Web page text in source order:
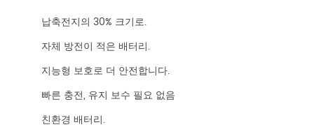
납축전지의 30% 크기로.
자체 방전이 적은 배터리.
지능형 보호로 더 안전합니다.
빠른 충전, 유지 보수 필요 없음
친환경 배터리.